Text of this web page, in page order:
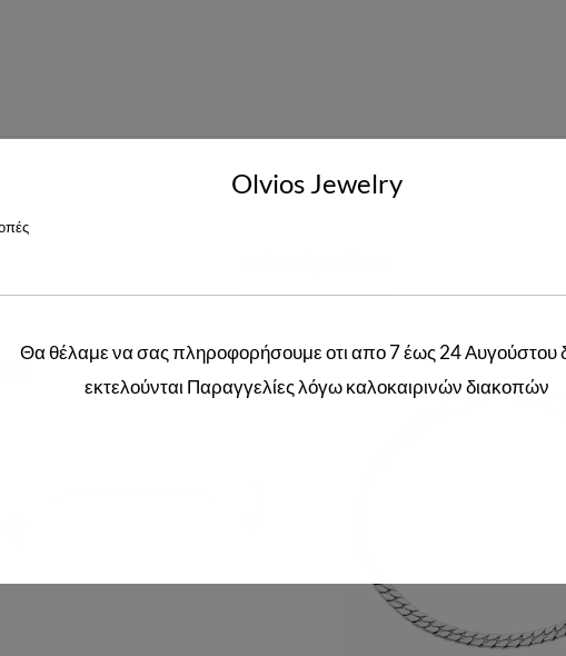
Olvios Jewelry
Θα θέλαμε να σας πληροφορήσουμε οτι απο 7 έως 24 Αυγούστου
εκτελούνται Παραγγελίες λόγω καλοκαιρινών διακοπών